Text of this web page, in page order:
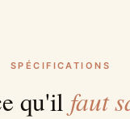
SPÉCIFICATIONS
qu'il faut